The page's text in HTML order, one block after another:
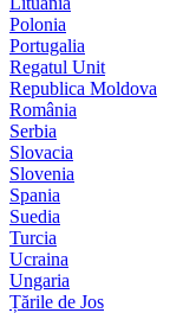
Polonia
Portugalia
Regatul Unit
Republica Moldova
România
Serbia
Slovacia
Slovenia
Spania
Suedia
Turcia
Ucraina
Ungaria
Țările de Jos